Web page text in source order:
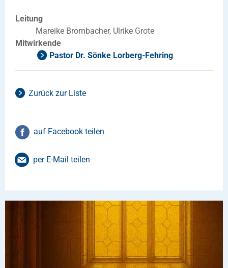
Leitung
Mareike Brombacher, Ulrike Grote
Mitwirkende
Pastor Dr. Sönke Lorberg-Fehring
Zurück zur Liste
auf Facebook teilen
per E-Mail teilen